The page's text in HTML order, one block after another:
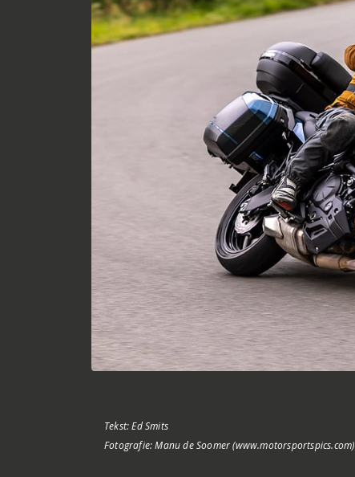
Tekst: Ed Smits
Fotografie: Manu de Soomer (www.motorsportspics.com)